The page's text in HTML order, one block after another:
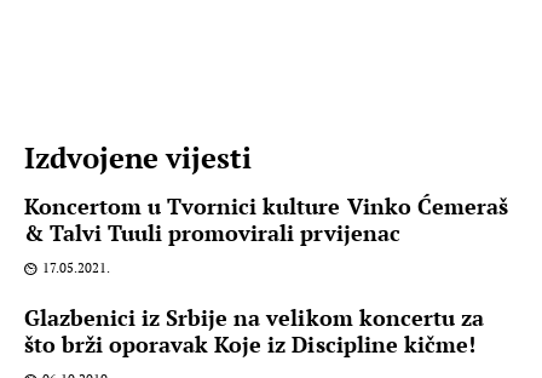
Izdvojene vijesti
Koncertom u Tvornici kulture Vinko Ćemeraš
& Talvi Tuuli promovirali prvijenac
17.05.2021.
Glazbenici iz Srbije na velikom koncertu za
što brži oporavak Koje iz Discipline kičme!